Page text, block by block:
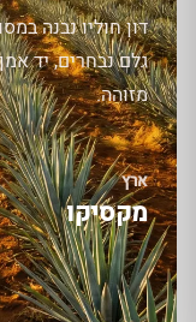
דון חוליו נבנה
גלם נבחרים, יד
מזוהה.
ארץ
מקסיקו